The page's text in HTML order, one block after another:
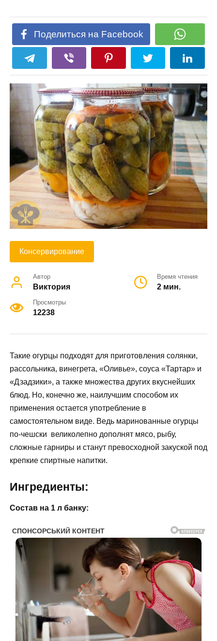
Поделиться на Facebook
Консервирование
Автор
Виктория
Время чтения
2 мин.
Просмотры
12238
Такие огурцы подходят для приготовления солянки,
рассольника, винегрета, «Оливье», соуса «Тартар» и
«Дзадзики», а также множества других вкуснейших
блюд. Но, конечно же, наилучшим способом их
применения остается употребление в
самостоятельном виде. Ведь маринованные огурцы
по-чешски великолепно дополнят мясо, рыбу,
сложные гарниры и станут превосходной закуской под
крепкие спиртные напитки.
Ингредиенты:
Состав на 1 л банку: